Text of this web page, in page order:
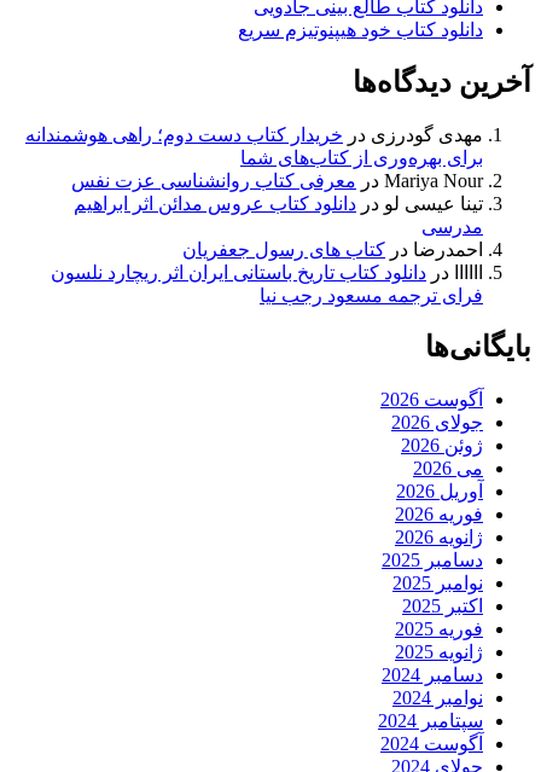
دانلود کتاب طالع بینی جادویی
دانلود کتاب خود هیپنوتیزم سریع
آخرین دیدگاه‌ها
مهدی گودرزی در خریدار کتاب دست دوم؛ راهی هوشمندانه
برای بهره‌وری از کتاب‌های شما
Mariya Nour در معرفی کتاب روانشناسی عزت نفس
تینا عیسی لو در دانلود کتاب عروس مدائن اثر ابراهیم
مدرسی
احمدرضا در کتاب های رسول جعفریان
در دانلود کتاب تاریخ باستانی ایران اثر ریچارد نلسون
فرای ترجمه مسعود رجب نیا
بایگانی‌ها
آگوست 2026
جولای 2026
ژوئن 2026
می 2026
آوریل 2026
فوریه 2026
ژانویه 2026
دسامبر 2025
نوامبر 2025
اکتبر 2025
فوریه 2025
ژانویه 2025
دسامبر 2024
نوامبر 2024
سپتامبر 2024
آگوست 2024
جولای 2024